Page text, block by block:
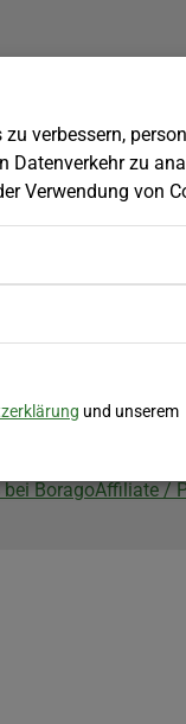
ist biozertifiziert im
BoragoAffiliate /
verbessern,
Datenverkehr zu
Verwendung von
und unserem